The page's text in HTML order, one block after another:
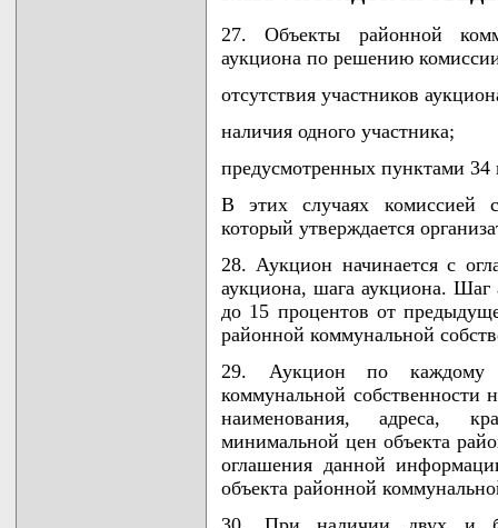
27. Объекты районной
аукциона по решению
отсутствия участников
наличия одного участника;
предусмотренных пунктами
В этих случаях комиссией
который утверждается
28. Аукцион начинается с
аукциона, шага аукциона. Шаг
до 15 процентов от
районной коммунальной
29. Аукцион по каждому
коммунальной собственности
наименования, адреса,
минимальной цен объекта
оглашения данной
объекта районной